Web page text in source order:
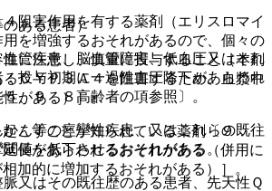
阻害作用を有する薬剤（エリスロマイ
を増強するおそれがあるので、個々の
に注意し、慎重に投与すること（本剤
ＣＹＰ３Ａ４を阻害するため、血漿中
がある）］。
こすことが知られている薬剤〔９．
長があらわれるおそれがある（併用に
加的に増加するおそれがある）］。
ある患者）
管疾患、脳血管障害、低血圧又はそれ
投与初期に一過性血圧降下があらわれ
、９．８高齢者の項参照〕。
ん等の痙攣性疾患、又はこれらの既往
値を低下させるおそれがある。
又はその既往歴のある患者、先天性Ｑ